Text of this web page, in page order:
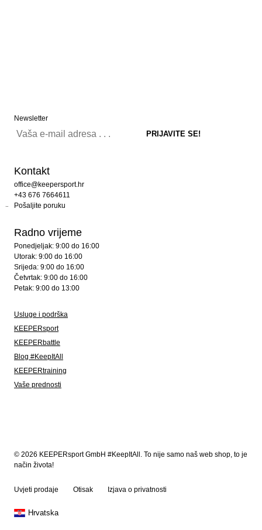
Newsletter
Kontakt
office@keepersport.hr
+43 676 7664611
Pošaljite poruku
Radno vrijeme
Ponedjeljak: 9:00 do 16:00
Utorak: 9:00 do 16:00
Srijeda: 9:00 do 16:00
Četvrtak: 9:00 do 16:00
Petak: 9:00 do 13:00
Usluge i podrška
KEEPERsport
KEEPERbattle
Blog #KeepItAll
KEEPERtraining
Vaše prednosti
© 2026 KEEPERsport GmbH #KeepItAll. To nije samo naš web shop, to je
način života!
Uvjeti prodaje Otisak Izjava o privatnosti
Hrvatska